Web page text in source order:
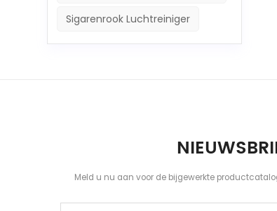
Sigarenrook Luchtreiniger
Meld u nu aan voor de bijgewerkte